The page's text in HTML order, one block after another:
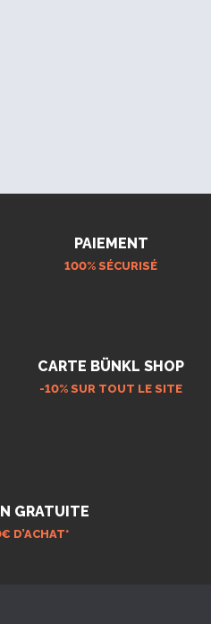
PAIEMENT
100% SÉCURISÉ
CARTE BÜNKL SHOP
-10% SUR TOUT LE SITE
GRATUITE
D’ACHAT*